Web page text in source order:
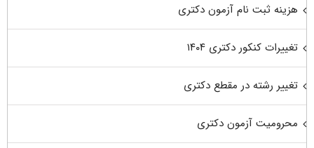
هزینه ثبت نام آزمون دکتری
تغییرات کنکور دکتری ۱۴۰۴
تغییر رشته در مقطع دکتری
محرومیت آزمون دکتری